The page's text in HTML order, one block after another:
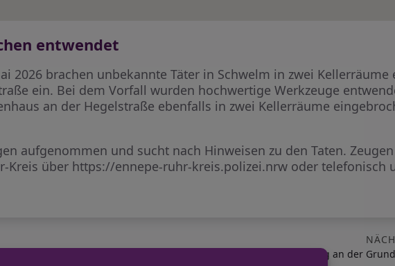
entwendet
2026 brachen unbekannte Täter in Schwelm in zwei Kellerräume
ein. Bei dem Vorfall wurden hochwertige Werkzeuge
an der Hegelstraße ebenfalls in zwei Kellerräume
aufgenommen und sucht nach Hinweisen zu den Taten.
Kreis über https://ennepe-ruhr-kreis.polizei.nrw oder telefonisch
Fahrradprüfung an der